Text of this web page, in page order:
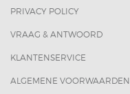
PRIVACY POLICY
VRAAG & ANTWOORD
KLANTENSERVICE
ALGEMENE VOORWAARDEN